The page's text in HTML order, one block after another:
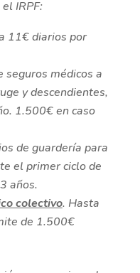
IRPF:
11€ diarios por
seguros médicos a
y descendientes,
1.500€ en caso
de guardería para
el primer ciclo de
años.
colectivo. Hasta
de 1.500€